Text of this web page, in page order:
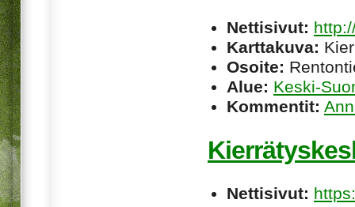
Nettisivut:
Karttakuva:
Osoite:
Alue: Keski-
Kommentit:
Nettisivut: